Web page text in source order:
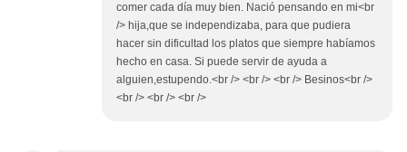
comer cada día muy bien. Nació pensando en mi<br
/> hija,que se independizaba, para que pudiera
hacer sin dificultad los platos que siempre habíamos
hecho en casa. Si puede servir de ayuda a
alguien,estupendo.<br /> <br /> <br /> Besinos<br />
<br /> <br /> <br />